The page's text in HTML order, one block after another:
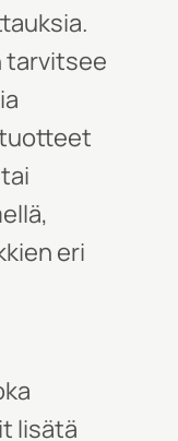
tarvitsee
et
eri
lisätä